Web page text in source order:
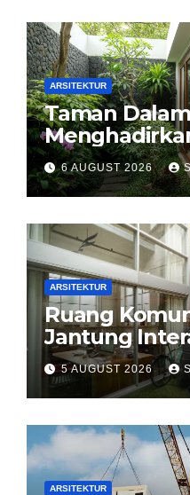
ARSITEKTUR
Taman
Harmonis
dan Alam
6 AUGUST 2026
ARSITEKTUR
Ruang
Jantung
Modern
5 AUGUST 2026
ARSITEKTUR